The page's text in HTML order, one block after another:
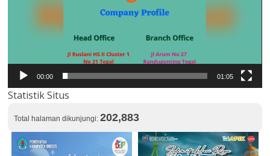
00:00 01:05
Statistik Situs
Total halaman dikunjungi:202,883